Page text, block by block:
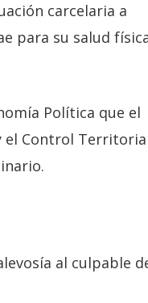
carcelaria a
para su salud
Política que el
el Control
al culpable